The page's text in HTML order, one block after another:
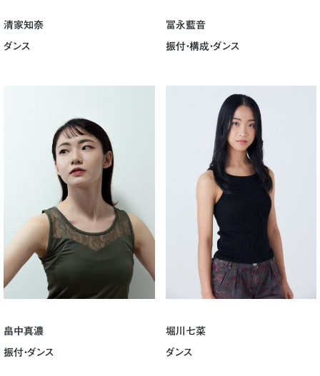
清家知奈
ダンス
冨永藍音
振付・構成・ダンス
畠中真濃
振付・ダンス
堀川七菜
ダンス